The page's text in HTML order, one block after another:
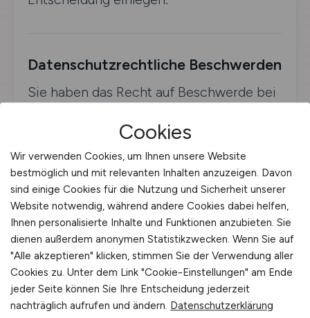
Datenschutzrechtliche Beschwerden
Sie haben das Recht auf Beschwerde bei
77 DSGVO), insbesondere in dem
Mitgliedstaat Ihres Aufenthaltsorts.
Zuständige Aufsichtsbehörde:
Der Landesbeauftragte für den
Datenschutz und die Informationsfreiheit
Baden-Württemberg
Heilbronner Straße 35
70191 Stuttgart
Cookies
Wir verwenden Cookies, um Ihnen unsere Website
bestmöglich und mit relevanten Inhalten anzuzeigen. Davon
sind einige Cookies für die Nutzung und Sicherheit unserer
Website notwendig, während andere Cookies dabei helfen,
Ihnen personalisierte Inhalte und Funktionen anzubieten. Sie
dienen außerdem anonymen Statistikzwecken. Wenn Sie auf
"Alle akzeptieren" klicken, stimmen Sie der Verwendung aller
Cookies zu. Unter dem Link "Cookie-Einstellungen" am Ende
jeder Seite können Sie Ihre Entscheidung jederzeit
nachträglich aufrufen und ändern. Datenschutzerklärung